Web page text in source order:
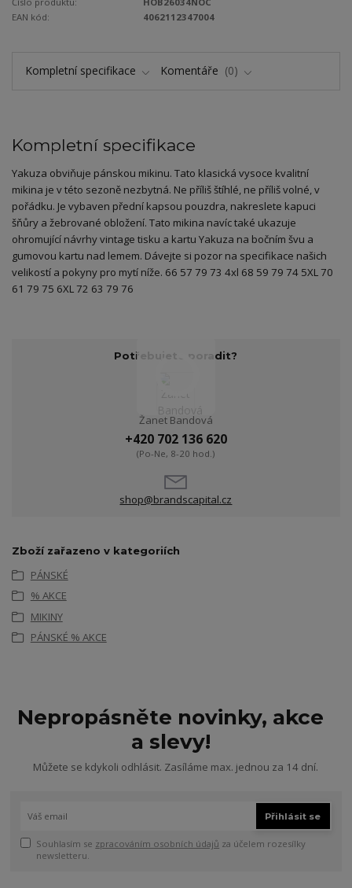
EAN kód:
4062112347004
Kompletní specifikace Komentáře 0
Kompletní specifikace
Yakuza obviňuje pánskou mikinu. Tato klasická vysoce kvalitní
mikina je v této sezoně nezbytná. Ne příliš štíhlé, ne příliš volné, v
pořádku. Je vybaven přední kapsou pouzdra, nakreslete kapuci
šňůry a žebrované obložení. Tato mikina navíc také ukazuje
ohromující návrhy vintage tisku a kartu Yakuza na bočním švu a
gumovou kartu nad lemem. Dávejte si pozor na specifikace našich
velikostí a pokyny pro mytí níže. 66 57 79 73 4xl 68 59 79 74 5XL 70
61 79 75 6XL 72 63 79 76
Potřebujete poradit?
Žanet Bandová
+420 702 136 620
(Po-Ne, 8-20 hod.)
shop@brandscapital.cz
Zboží zařazeno v kategoriích
PÁNSKÉ
% AKCE
MIKINY
PÁNSKÉ % AKCE
Nepropásněte novinky, akce
a slevy!
Můžete se kdykoli odhlásit. Zasíláme max. jednou za 14 dní.
Přihlásit se
Souhlasím se zpracováním osobních údajů za účelem rozesílky
newsletteru.